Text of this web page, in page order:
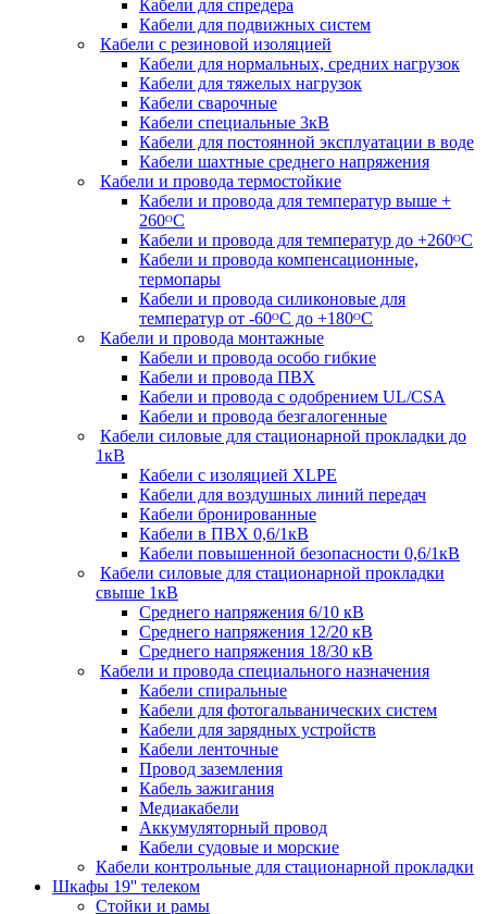
Кабели для спредера
Кабели для подвижных систем
Кабели с резиновой изоляцией
Кабели для нормальных, средних нагрузок
Кабели для тяжелых нагрузок
Кабели сварочные
Кабели специальные 3кВ
Кабели для постоянной эксплуатации в воде
Кабели шахтные среднего напряжения
Кабели и провода термостойкие
Кабели и провода для температур выше +
260ᴼС
Кабели и провода для температур до +260ᴼС
Кабели и провода компенсационные,
термопары
Кабели и провода силиконовые для
температур от -60ᴼC до +180ᴼС
Кабели и провода монтажные
Кабели и провода особо гибкие
Кабели и провода ПВХ
Кабели и провода с одобрением UL/CSA
Кабели и провода безгалогенные
Кабели силовые для стационарной прокладки до
1кВ
Кабели c изоляцией XLPE
Кабели для воздушных линий передач
Кабели бронированные
Кабели в ПВХ 0,6/1кВ
Кабели повышенной безопасности 0,6/1кВ
Кабели силовые для стационарной прокладки
свыше 1кВ
Среднего напряжения 6/10 кВ
Среднего напряжения 12/20 кВ
Среднего напряжения 18/30 кВ
Кабели и провода специального назначения
Кабели спиральные
Кабели для фотогальванических систем
Кабели для зарядных устройств
Кабели ленточные
Провод заземления
Кабель зажигания
Медиакабели
Аккумуляторный провод
Кабели судовые и морские
Кабели контрольные для стационарной прокладки
Шкафы 19'' телеком
Стойки и рамы